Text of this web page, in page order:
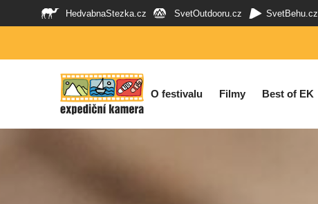
HedvabnaStezka.cz SvetOutdooru.cz SvetBehu.cz
O festivalu Filmy Best of EK